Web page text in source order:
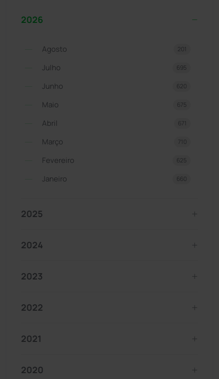
2026
Agosto 201
Julho 695
Junho 620
Maio 675
Abril 671
Março 710
Fevereiro 625
Janeiro 660
2025
2024
2023
2022
2021
2020